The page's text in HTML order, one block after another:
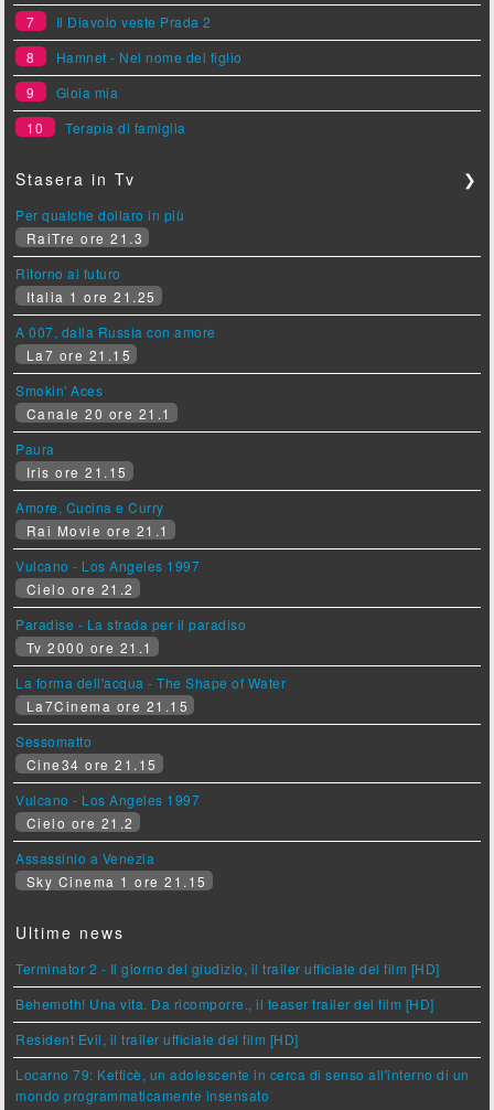
7
Il Diavolo veste Prada 2
8
Hamnet - Nel nome del figlio
9
Gioia mia
10
Terapia di famiglia
Stasera in Tv ❯
Per qualche dollaro in più
RaiTre ore 21.3
Ritorno al futuro
Italia 1 ore 21.25
A 007, dalla Russia con amore
La7 ore 21.15
Smokin' Aces
Canale 20 ore 21.1
Paura
Iris ore 21.15
Amore, Cucina e Curry
Rai Movie ore 21.1
Vulcano - Los Angeles 1997
Cielo ore 21.2
Paradise - La strada per il paradiso
Tv 2000 ore 21.1
La forma dell'acqua - The Shape of Water
La7Cinema ore 21.15
Sessomatto
Cine34 ore 21.15
Vulcano - Los Angeles 1997
Cielo ore 21.2
Assassinio a Venezia
Sky Cinema 1 ore 21.15
Ultime news
Terminator 2 - Il giorno del giudizio, il trailer ufficiale del film [HD]
Behemoth! Una vita. Da ricomporre., il teaser trailer del film [HD]
Resident Evil, il trailer ufficiale del film [HD]
Locarno 79: Ketticè, un adolescente in cerca di senso all'interno di un
mondo programmaticamente insensato